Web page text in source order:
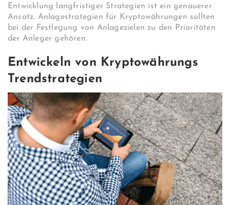
Entwicklung langfristiger Strategien ist ein genauerer
Ansatz. Anlagestrategien für Kryptowährungen sollten
bei der Festlegung von Anlagezielen zu den Prioritäten
der Anleger gehören.
Entwickeln von Kryptowährungs
Trendstrategien